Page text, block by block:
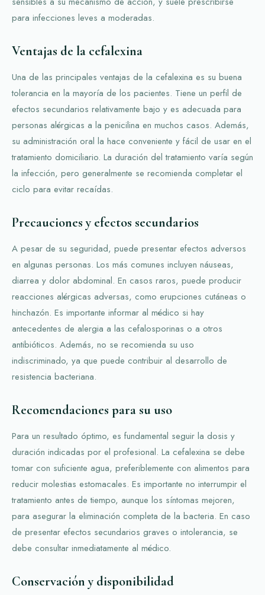
para infecciones leves a moderadas.
Ventajas de la cefalexina
Una de las principales ventajas de la cefalexina es su buena
tolerancia en la mayoría de los pacientes. Tiene un perfil de
efectos secundarios relativamente bajo y es adecuada para
personas alérgicas a la penicilina en muchos casos. Además,
su administración oral la hace conveniente y fácil de usar en el
tratamiento domiciliario. La duración del tratamiento varía según
la infección, pero generalmente se recomienda completar el
ciclo para evitar recaídas.
Precauciones y efectos secundarios
A pesar de su seguridad, puede presentar efectos adversos
en algunas personas. Los más comunes incluyen náuseas,
diarrea y dolor abdominal. En casos raros, puede producir
reacciones alérgicas adversas, como erupciones cutáneas o
hinchazón. Es importante informar al médico si hay
antecedentes de alergia a las cefalosporinas o a otros
antibióticos. Además, no se recomienda su uso
indiscriminado, ya que puede contribuir al desarrollo de
resistencia bacteriana.
Recomendaciones para su uso
Para un resultado óptimo, es fundamental seguir la dosis y
duración indicadas por el profesional. La cefalexina se debe
tomar con suficiente agua, preferiblemente con alimentos para
reducir molestias estomacales. Es importante no interrumpir el
tratamiento antes de tiempo, aunque los síntomas mejoren,
para asegurar la eliminación completa de la bacteria. En caso
de presentar efectos secundarios graves o intolerancia, se
debe consultar inmediatamente al médico.
Conservación y disponibilidad